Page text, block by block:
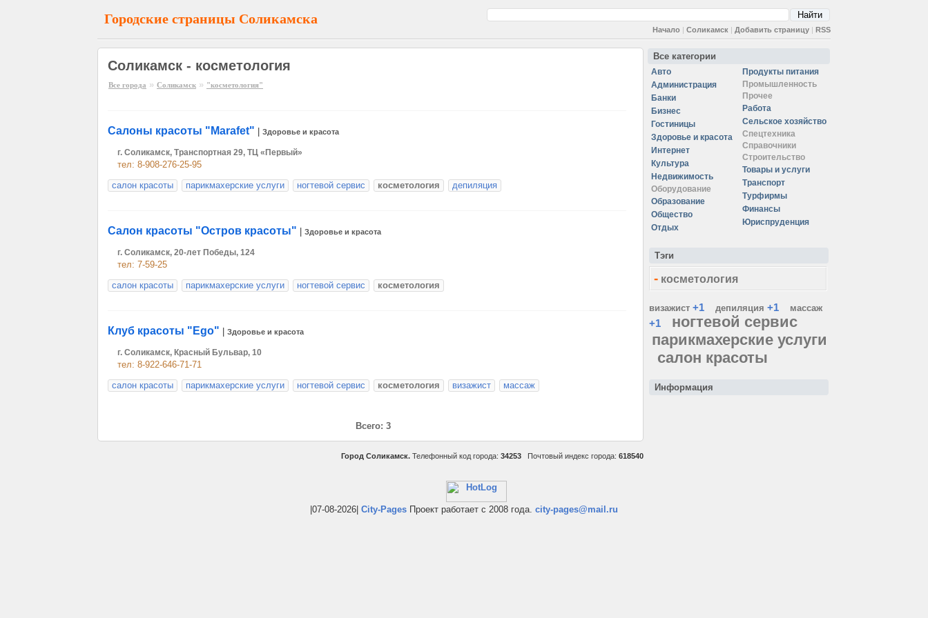
Городские страницы Соликамска
Начало | Соликамск | Добавить страницу | RSS
Соликамск - косметология
Все города » Соликамск » "косметология"
Салоны красоты "Marafet" Здоровье и красота
г. Соликамск, Транспортная 29, ТЦ «Первый»
тел: 8-908-276-25-95
салон красоты
парикмахерские услуги ногтевой сервис косметология депиляция
Салон красоты "Остров красоты" Здоровье и красота
г. Соликамск, 20-лет Победы, 124
тел: 7-59-25
салон красоты
парикмахерские услуги ногтевой сервис косметология
Клуб красоты "Еgo" Здоровье и красота
г. Соликамск, Красный Бульвар, 10
тел: 8-922-646-71-71
салон красоты
парикмахерские услуги ногтевой сервис косметология визажист массаж
Всего: 3
Город Соликамск. Телефонный код города: 34253 Почтовый индекс города: 618540
Все категории
Авто
Администрация
Банки
Бизнес
Гостиницы
Здоровье и красота
Интернет
Культура
Недвижимость
Оборудование
Образование
Общество
Отдых
Продукты питания
Промышленность
Прочее
Работа
Сельское хозяйство
Спецтехника
Справочники
Строительство
Товары и услуги
Транспорт
Турфирмы
Финансы
Юриспруденция
Тэги
- косметология
визажист +1 депиляция +1 массаж
+1
ногтевой сервис
парикмахерские услуги
салон красоты
Информация
|07-08-2026| City-Pages Проект работает с 2008 года. city-pages@mail.ru